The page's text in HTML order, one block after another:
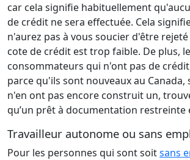
car cela signifie habituellement
de crédit ne sera effectuée. Cela
n'aurez pas à vous soucier d'être
cote de crédit est trop faible. De plus,
consommateurs qui n'ont pas de
parce qu'ils sont nouveaux au Canada,
n'en ont pas encore construit un,
qu’un prêt à documentation restreinte
Travailleur autonome ou sans
Pour les personnes qui sont soitsans